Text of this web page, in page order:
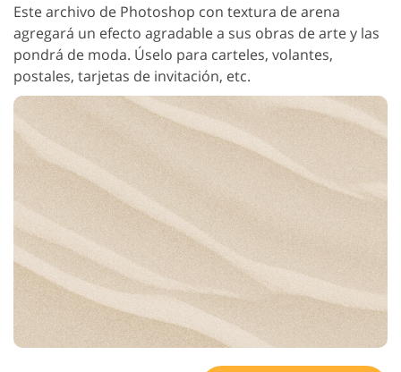
Este archivo de Photoshop con textura de arena
agregará un efecto agradable a sus obras de arte y las
pondrá de moda. Úselo para carteles, volantes,
postales, tarjetas de invitación, etc.